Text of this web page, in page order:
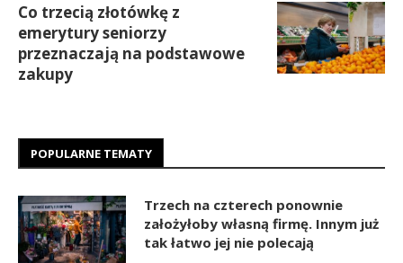
Co trzecią złotówkę z
emerytury seniorzy
przeznaczają na podstawowe
zakupy
POPULARNE TEMATY
Trzech na czterech ponownie
założyłoby własną firmę. Innym już
tak łatwo jej nie polecają